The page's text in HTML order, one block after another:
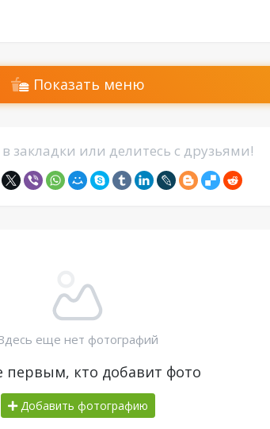
Показать меню
закладки или делитесь с друзьями!
еще нет фотографий
первым, кто добавит фото
Добавить фотографию